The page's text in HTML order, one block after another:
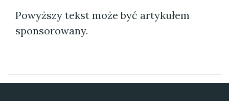
Powyższy tekst może być artykułem
sponsorowany.